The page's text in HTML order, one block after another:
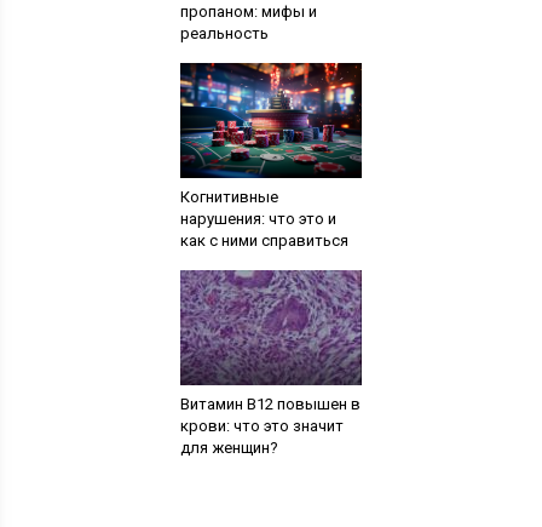
пропаном: мифы и
реальность
Когнитивные
нарушения: что это и
как с ними справиться
Витамин В12 повышен в
крови: что это значит
для женщин?